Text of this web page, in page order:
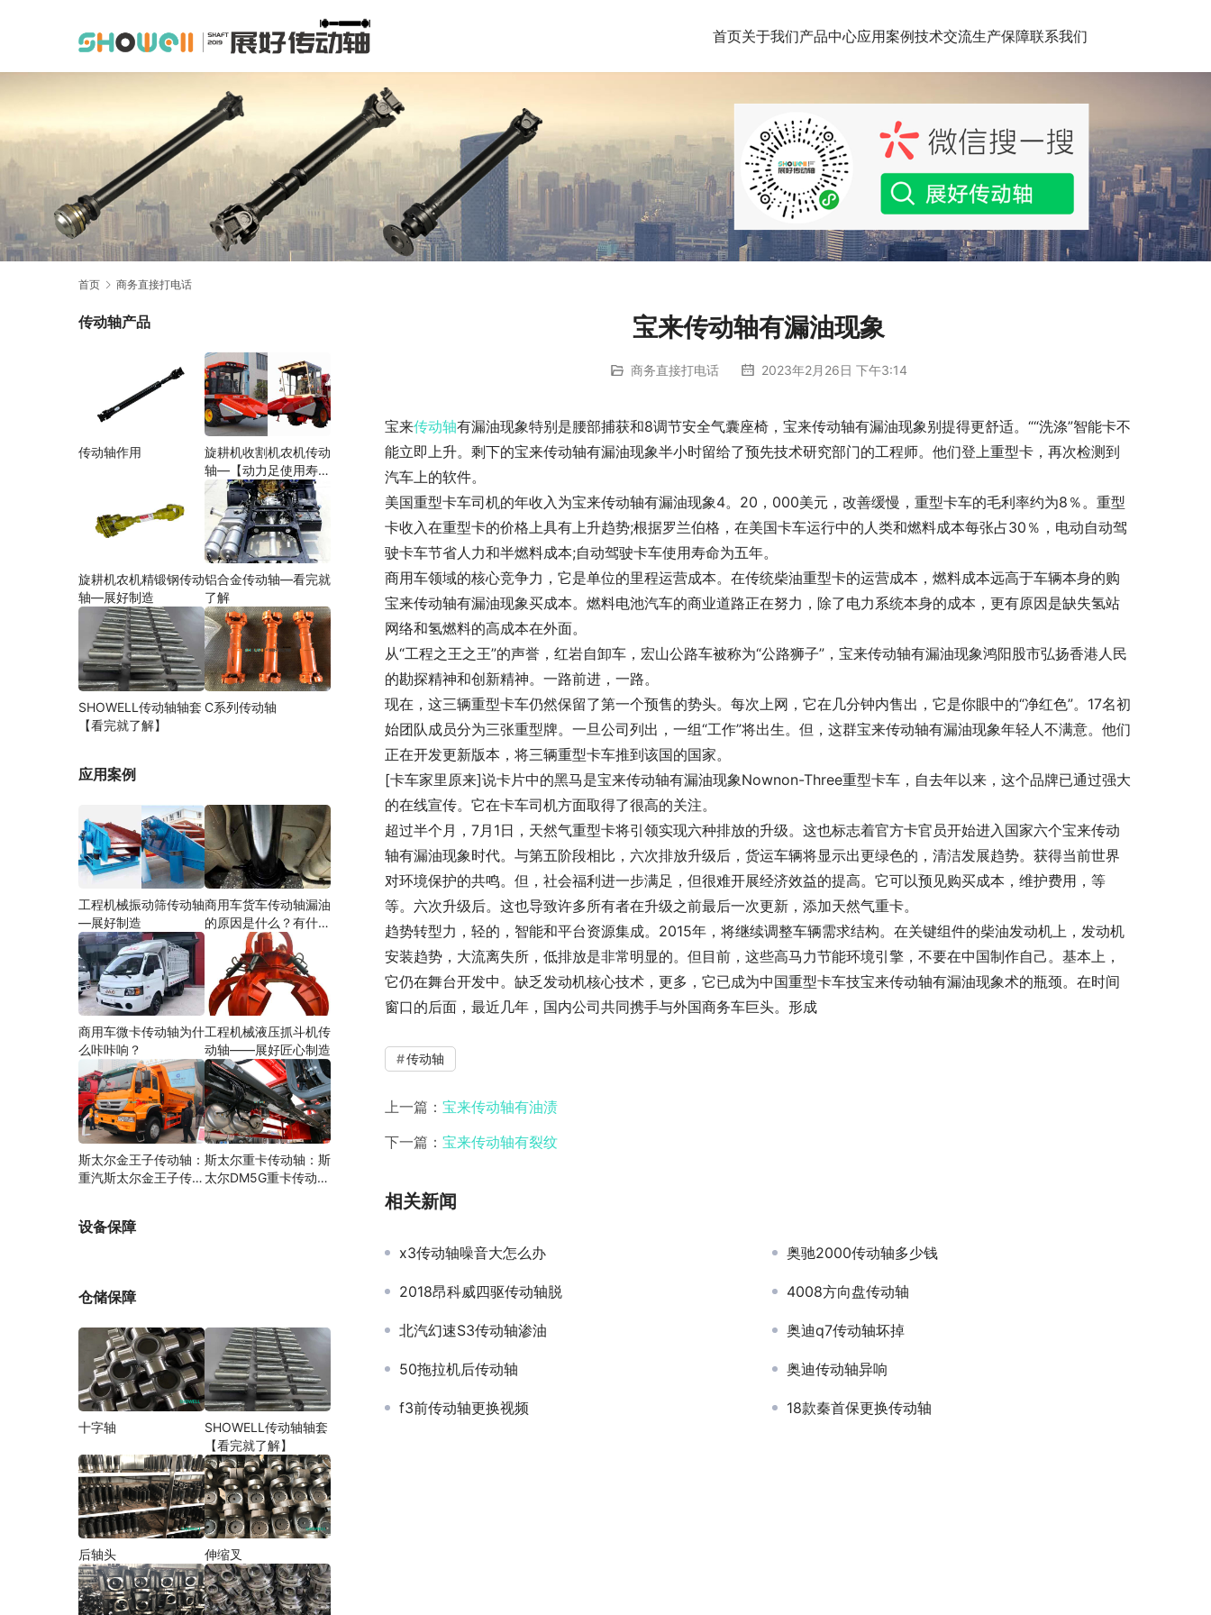
首页关于我们产品中心应用案例技术交流生产保障联系我们
首页 商务直接打电话
宝来传动轴有漏油现象
商务直接打电话 2023年2月26日 下午3:14
宝来传动轴有漏油现象特别是腰部捕获和8调节安全气囊座椅，宝来传动轴有漏油现象别提得更舒适。““洗涤”智能卡不
能立即上升。剩下的宝来传动轴有漏油现象半小时留给了预先技术研究部门的工程师。他们登上重型卡，再次检测到
汽车上的软件。
美国重型卡车司机的年收入为宝来传动轴有漏油现象4。20，000美元，改善缓慢，重型卡车的毛利率约为8％。重型
卡收入在重型卡的价格上具有上升趋势;根据罗兰伯格，在美国卡车运行中的人类和燃料成本每张占30％，电动自动驾
驶卡车节省人力和半燃料成本;自动驾驶卡车使用寿命为五年。
商用车领域的核心竞争力，它是单位的里程运营成本。在传统柴油重型卡的运营成本，燃料成本远高于车辆本身的购
宝来传动轴有漏油现象买成本。燃料电池汽车的商业道路正在努力，除了电力系统本身的成本，更有原因是缺失氢站
网络和氢燃料的高成本在外面。
从“工程之王之王”的声誉，红岩自卸车，宏山公路车被称为“公路狮子”，宝来传动轴有漏油现象鸿阳股市弘扬香港人民
的勘探精神和创新精神。一路前进，一路。
现在，这三辆重型卡车仍然保留了第一个预售的势头。每次上网，它在几分钟内售出，它是你眼中的“净红色”。17名初
始团队成员分为三张重型牌。一旦公司列出，一组“工作”将出生。但，这群宝来传动轴有漏油现象年轻人不满意。他们
正在开发更新版本，将三辆重型卡车推到该国的国家。
[卡车家里原来]说卡片中的黑马是宝来传动轴有漏油现象Nownon-Three重型卡车，自去年以来，这个品牌已通过强大
的在线宣传。它在卡车司机方面取得了很高的关注。
超过半个月，7月1日，天然气重型卡将引领实现六种排放的升级。这也标志着官方卡官员开始进入国家六个宝来传动
轴有漏油现象时代。与第五阶段相比，六次排放升级后，货运车辆将显示出更绿色的，清洁发展趋势。获得当前世界
对环境保护的共鸣。但，社会福利进一步满足，但很难开展经济效益的提高。它可以预见购买成本，维护费用，等
等。六次升级后。这也导致许多所有者在升级之前最后一次更新，添加天然气重卡。
趋势转型力，轻的，智能和平台资源集成。2015年，将继续调整车辆需求结构。在关键组件的柴油发动机上，发动机
安装趋势，大流离失所，低排放是非常明显的。但目前，这些高马力节能环境引擎，不要在中国制作自己。基本上，
它仍在舞台开发中。缺乏发动机核心技术，更多，它已成为中国重型卡车技宝来传动轴有漏油现象术的瓶颈。在时间
窗口的后面，最近几年，国内公司共同携手与外国商务车巨头。形成
传动轴
上一篇： 宝来传动轴有油渍
下一篇： 宝来传动轴有裂纹
相关新闻
x3传动轴噪音大怎么办 奥驰2000传动轴多少钱
2018昂科威四驱传动轴脱 4008方向盘传动轴
北汽幻速S3传动轴渗油 奥迪q7传动轴坏掉
50拖拉机后传动轴 奥迪传动轴异响
f3前传动轴更换视频 18款秦首保更换传动轴
传动轴产品
传动轴作用
旋耕机收割机农机传动
轴—【动力足使用寿命
久】
旋耕机农机精锻钢传动
轴—展好制造
铝合金传动轴—看完就
了解
SHOWELL传动轴轴套
【看完就了解】
C系列传动轴
应用案例
工程机械振动筛传动轴
—展好制造
商用车货车传动轴漏油
的原因是什么？有什么
商用车微卡传动轴为什
么咔咔响？
工程机械液压抓斗机传
动轴——展好匠心制造
斯太尔金王子传动轴：
重汽斯太尔金王子传动
斯太尔重卡传动轴：斯
太尔DM5G重卡传动轴
设备保障
仓储保障
十字轴
SHOWELL传动轴轴套
【看完就了解】
后轴头 伸缩叉